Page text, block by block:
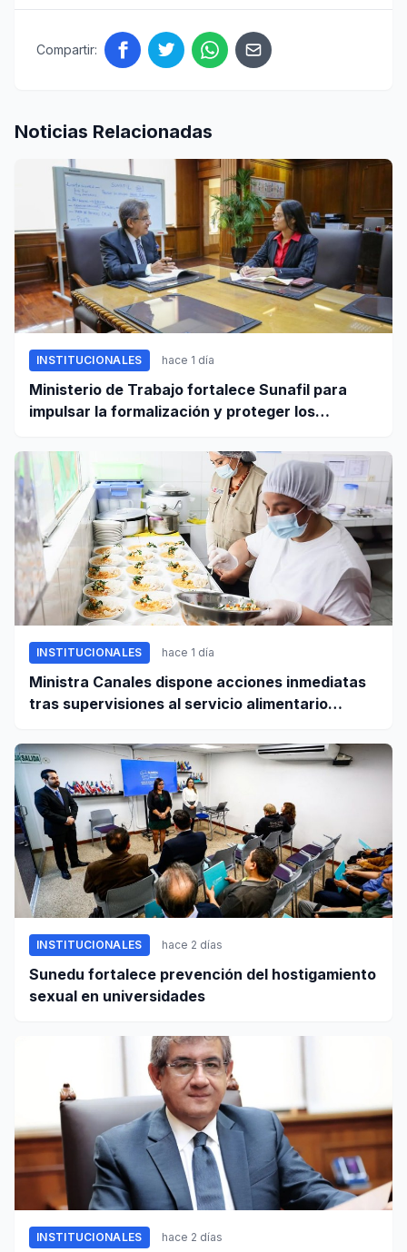
Compartir:
Noticias Relacionadas
INSTITUCIONALES hace 1 día
Ministerio de Trabajo fortalece Sunafil para
impulsar la formalización y proteger los
INSTITUCIONALES hace 1 día
Ministra Canales dispone acciones inmediatas
tras supervisiones al servicio alimentario
INSTITUCIONALES hace 2 días
Sunedu fortalece prevención del hostigamiento
sexual en universidades
INSTITUCIONALES hace 2 días